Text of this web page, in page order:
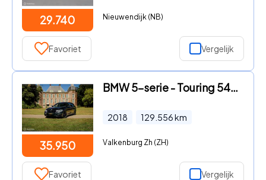
29.740 Nieuwendijk (NB)
Favoriet Vergelijk
35.950
BMW 5-serie - Touring 540i xDrive High Executive | BOM VOL !|
2018 129.556km
Valkenburg Zh (ZH)
Favoriet Vergelijk